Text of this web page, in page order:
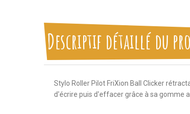
Descriptif détaillé du
Stylo Roller Pilot FriXion Ball Clicker
d'écrire puis d'effacer grâce à sa gomme